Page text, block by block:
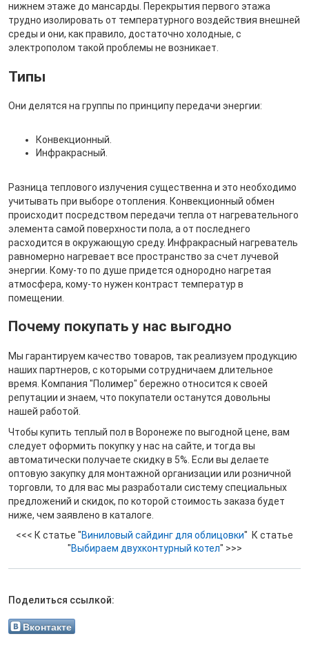
нижнем этаже до мансарды. Перекрытия первого этажа
трудно изолировать от температурного воздействия внешней
среды и они, как правило, достаточно холодные, с
электрополом такой проблемы не возникает.
Типы
Они делятся на группы по принципу передачи энергии:
Конвекционный.
Инфракрасный.
Разница теплового излучения существенна и это необходимо
учитывать при выборе отопления. Конвекционный обмен
происходит посредством передачи тепла от нагревательного
элемента самой поверхности пола, а от последнего
расходится в окружающую среду. Инфракрасный нагреватель
равномерно нагревает все пространство за счет лучевой
энергии. Кому-то по душе придется однородно нагретая
атмосфера, кому-то нужен контраст температур в
помещении.
Почему покупать у нас выгодно
Мы гарантируем качество товаров, так реализуем продукцию
наших партнеров, с которыми сотрудничаем длительное
время. Компания "Полимер" бережно относится к своей
репутации и знаем, что покупатели останутся довольны
нашей работой.
Чтобы купить теплый пол в Воронеже по выгодной цене, вам
следует оформить покупку у нас на сайте, и тогда вы
автоматически получаете скидку в 5%. Если вы делаете
оптовую закупку для монтажной организации или розничной
торговли, то для вас мы разработали систему специальных
предложений и скидок, по которой стоимость заказа будет
ниже, чем заявлено в каталоге.
<<< К статье "Виниловый сайдинг для облицовки" К статье
"Выбираем двухконтурный котел" >>>
Вконтакте
Поделиться ссылкой: